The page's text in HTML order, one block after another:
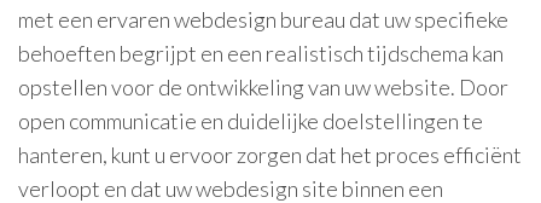
met een ervaren webdesign bureau dat uw specifieke
behoeften begrijpt en een realistisch tijdschema kan
opstellen voor de ontwikkeling van uw website. Door
open communicatie en duidelijke doelstellingen te
hanteren, kunt u ervoor zorgen dat het proces efficiënt
verloopt en dat uw webdesign site binnen een